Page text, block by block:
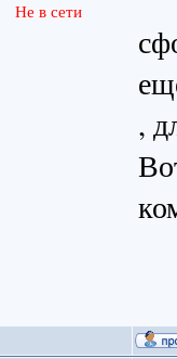
Не в сети
,